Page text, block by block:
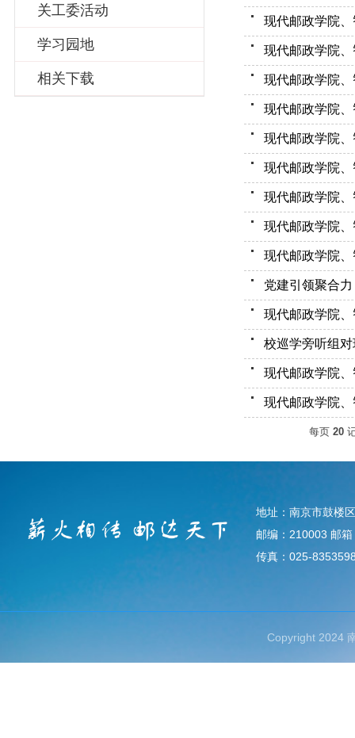
关工委活动
学习园地
相关下载
现代邮政学院
每页 20
地址：南京市鼓楼
邮编：210003 邮
传真：025-
Copyright 2024